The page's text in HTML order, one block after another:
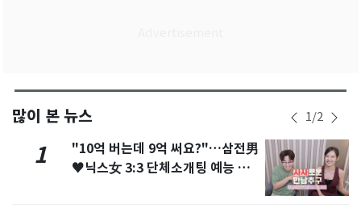
많이 본 뉴스 1/2
1
"10억 버는데 9억 써요?"…삼전男
♥닉스女 3:3 단체소개팅 예능 화